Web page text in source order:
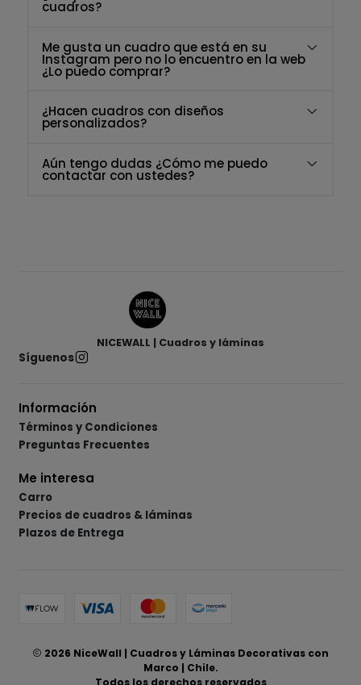
cuadros?
Me gusta un cuadro que está en su
Instagram pero no lo encuentro en la web
¿Lo puedo comprar?
¿Hacen cuadros con diseños
personalizados?
Aún tengo dudas ¿Cómo me puedo
contactar con ustedes?
NICEWALL | Cuadros y láminas
Síguenos
Información
Términos y Condiciones
Preguntas Frecuentes
Me interesa
Carro
Precios de cuadros & láminas
Plazos de Entrega
2026 NiceWall | Cuadros y Láminas Decorativas con
Marco | Chile.
Todos los derechos reservados